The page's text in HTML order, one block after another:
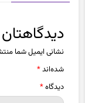
نشانی ایمیل شما
شده‌اند*
دیدگاه*